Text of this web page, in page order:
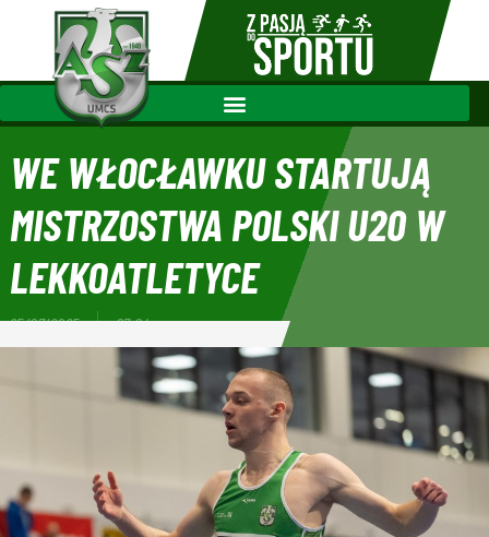
WE WŁOCŁAWKU STARTUJĄ
MISTRZOSTWA POLSKI U20 W
LEKKOATLETYCE
25/07/2025 07:04